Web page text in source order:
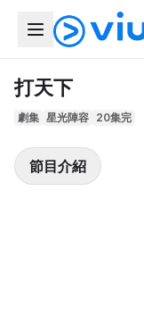
打天下
劇集 星光陣容 20集完
節目介紹